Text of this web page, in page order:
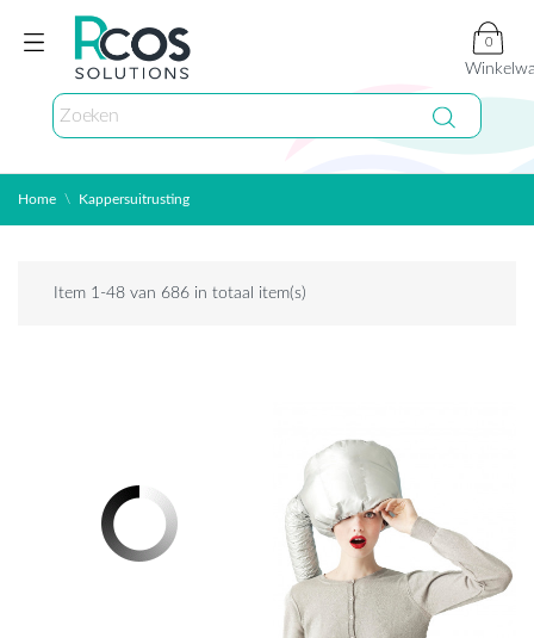
0
Home Kappersuitrusting
Item 1-48 van 686 in totaal item(s)